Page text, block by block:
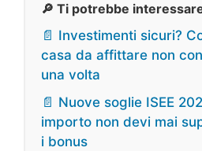
🔎 Ti potrebbe
📄 Investimenti sicuri?
casa da affittare non
una volta
📄 Nuove soglie ISEE
importo non devi mai
i bonus